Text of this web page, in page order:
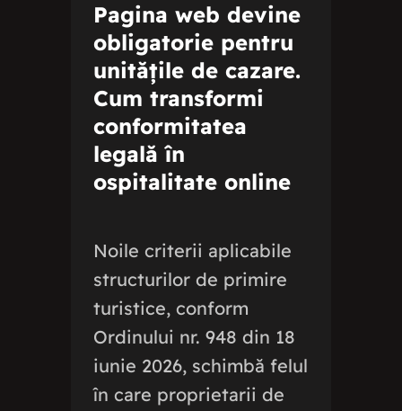
Pagina web devine
obligatorie pentru
unitățile de cazare.
Cum transformi
conformitatea
legală în
ospitalitate online
Noile criterii aplicabile
structurilor de primire
turistice, conform
Ordinului nr. 948 din 18
iunie 2026, schimbă felul
în care proprietarii de